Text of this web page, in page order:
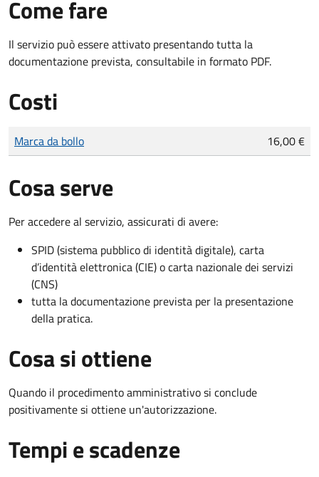
Come fare
Il servizio può essere attivato presentando tutta la
documentazione prevista, consultabile in formato PDF.
Costi
Tipo di pagamento
Importo
Marca da bollo 16,00 €
Cosa serve
Per accedere al servizio, assicurati di avere:
SPID (sistema pubblico di identità digitale), carta
d’identità elettronica (CIE) o carta nazionale dei servizi
(CNS)
tutta la documentazione prevista per la presentazione
della pratica.
Cosa si ottiene
Quando il procedimento amministrativo si conclude
positivamente si ottiene un'autorizzazione.
Tempi e scadenze